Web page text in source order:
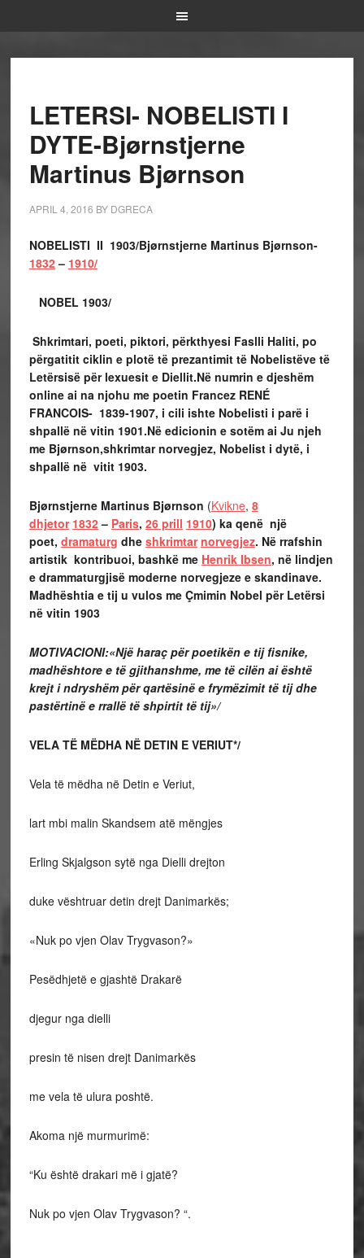
LETERSI- NOBELISTI I
DYTE-Bjørnstjerne
Martinus Bjørnson
APRIL 4, 2016 BY DGRECA
NOBELISTI II 1903/Bjørnstjerne Martinus Bjørnson-
1832 – 1910/
NOBEL 1903/
Shkrimtari, poeti, piktori, përkthyesi Faslli Haliti, po
përgatitit ciklin e plotë të prezantimit të Nobelistëve të
Letërsisë për lexuesit e Diellit.Në numrin e djeshëm
online ai na njohu me poetin Francez RENÉ
FRANCOIS-1839-1907, i cili ishte Nobelisti i parë i
shpallë në vitin 1901.Në edicionin e sotëm ai Ju njeh
me Bjørnson,shkrimtar norvegjez, Nobelist i dytë, i
shpallë në vitit 1903.
Bjørnstjerne Martinus Bjørnson (Kvikne, 8
dhjetor 1832 – Paris, 26 prill 1910) ka qenë një
poet, dramaturg dhe shkrimtar norvegjez. Në rrafshin
artistik kontribuoi, bashkë me Henrik Ibsen, në lindjen
e drammaturgjisë moderne norvegjeze e skandinave.
Madhështia e tij u vulos me Çmimin Nobel për Letërsi
në vitin 1903
MOTIVACIONI:«Një haraç për poetikën e tij fisnike,
madhështore e të gjithanshme, me të cilën ai është
krejt i ndryshëm për qartësinë e frymëzimit të tij dhe
pastërtinë e rrallë të shpirtit të tij»/
VELA TË MËDHA NË DETIN E VERIUT*/
Vela të mëdha në Detin e Veriut,
lart mbi malin Skandsem atë mëngjes
Erling Skjalgson sytë nga Dielli drejton
duke vështruar detin drejt Danimarkës;
«Nuk po vjen Olav Trygvason?»
Pesëdhjetë e gjashtë Drakarë
djegur nga dielli
presin të nisen drejt Danimarkës
me vela të ulura poshtë.
Akoma një murmurimë:
“Ku është drakari më i gjatë?
Nuk po vjen Olav Trygvason? “.